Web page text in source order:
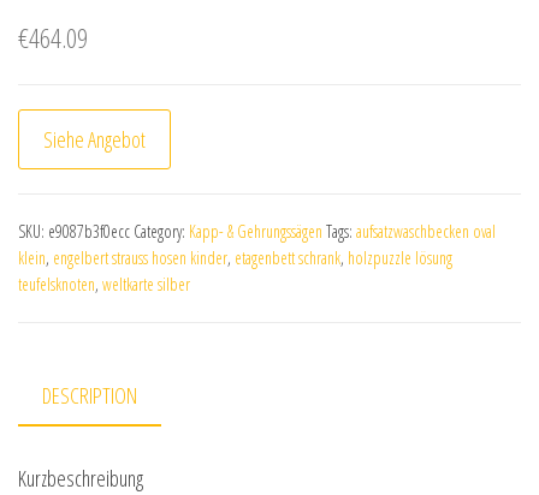
€464.09
Siehe Angebot
SKU: e9087b3f0ecc Category: Kapp- & Gehrungssägen Tags: aufsatzwaschbecken oval
klein, engelbert strauss hosen kinder, etagenbett schrank, holzpuzzle lösung
teufelsknoten, weltkarte silber
DESCRIPTION
Kurzbeschreibung